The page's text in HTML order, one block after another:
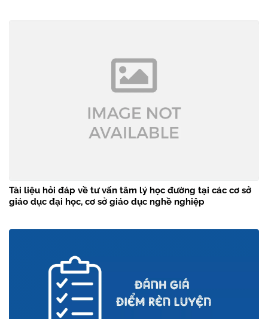
Tài liệu hỏi đáp về tư vấn tâm lý học đường tại các cơ sở
giáo dục đại học, cơ sở giáo dục nghề nghiệp